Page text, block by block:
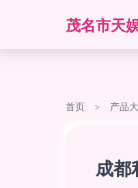
茂名市天
首页 > 产品
成都